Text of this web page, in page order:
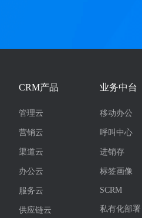
CRM产品
管理云
营销云
渠道云
办公云
服务云
供应链云
业务中台
移动办公
呼叫中心
进销存
标签画像
SCRM
私有化部署